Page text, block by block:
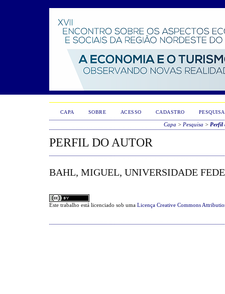
CAPA SOBRE ACESSO CADASTRO PESQUISA
Capa > Pesquisa > Perfil
PERFIL DO AUTOR
BAHL, MIGUEL, UNIVERSIDADE
Este trabalho está licenciado sob uma Licença Creative Commons